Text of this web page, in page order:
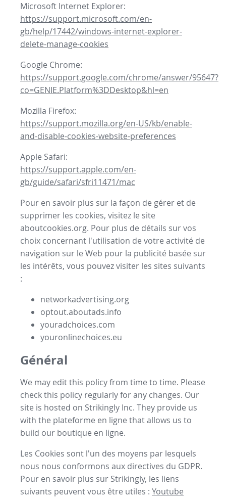
Microsoft Internet Explorer:
https://support.microsoft.com/en-
gb/help/17442/windows-internet-explorer-
delete-manage-cookies
Google Chrome:
https://support.google.com/chrome/answer/95647?
co=GENIE.Platform%3DDesktop&hl=en
Mozilla Firefox:
https://support.mozilla.org/en-US/kb/enable-
and-disable-cookies-website-preferences
Apple Safari:
https://support.apple.com/en-
gb/guide/safari/sfri11471/mac
Pour en savoir plus sur la façon de gérer et de
supprimer les cookies, visitez le site
aboutcookies.org. Pour plus de détails sur vos
choix concernant l'utilisation de votre activité de
navigation sur le Web pour la publicité basée sur
les intérêts, vous pouvez visiter les sites suivants
:
networkadvertising.org
optout.aboutads.info
youradchoices.com
youronlinechoices.eu
Général
We may edit this policy from time to time. Please
check this policy regularly for any changes. Our
site is hosted on Strikingly Inc. They provide us
with the plateforme en ligne that allows us to
build our boutique en ligne.
Les Cookies sont l'un des moyens par lesquels
nous nous conformons aux directives du GDPR.
Pour en savoir plus sur Strikingly, les liens
suivants peuvent vous être utiles : Youtube